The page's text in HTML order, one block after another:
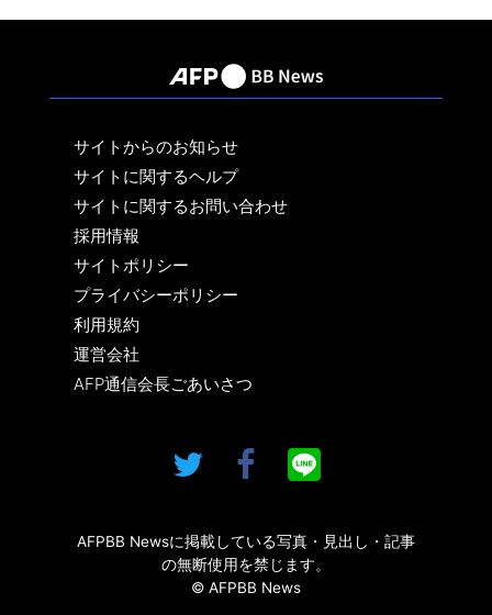
サイトからのお知らせ
サイトに関するヘルプ
サイトに関するお問い合わせ
採用情報
サイトポリシー
プライバシーポリシー
利用規約
運営会社
AFP通信会長ごあいさつ
AFPBB Newsに掲載している写真・見出し・記事
の無断使用を禁じます。
© AFPBB News